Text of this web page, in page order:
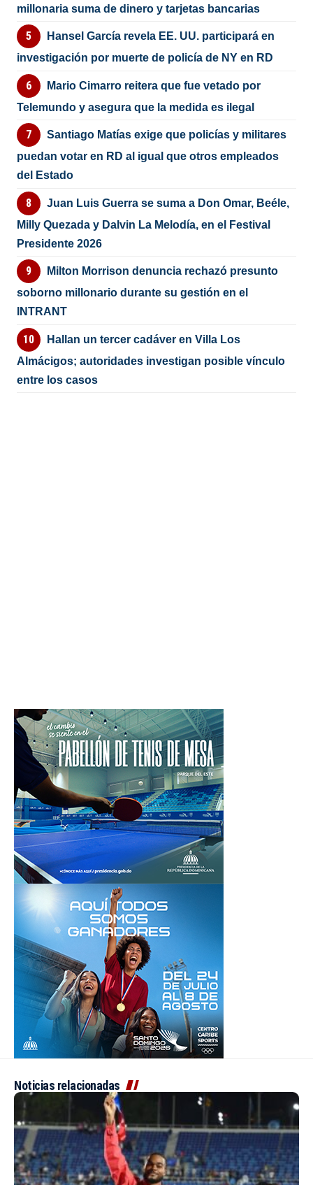
millonaria suma de dinero y tarjetas bancarias
Hansel García revela EE. UU. participará en
investigación por muerte de policía de NY en RD
Mario Cimarro reitera que fue vetado por
Telemundo y asegura que la medida es ilegal
Santiago Matías exige que policías y militares
puedan votar en RD al igual que otros empleados
del Estado
Juan Luis Guerra se suma a Don Omar, Beéle,
Milly Quezada y Dalvin La Melodía, en el Festival
Presidente 2026
Milton Morrison denuncia rechazó presunto
soborno millonario durante su gestión en el
INTRANT
Hallan un tercer cadáver en Villa Los
Almácigos; autoridades investigan posible vínculo
entre los casos
Noticias relacionadas